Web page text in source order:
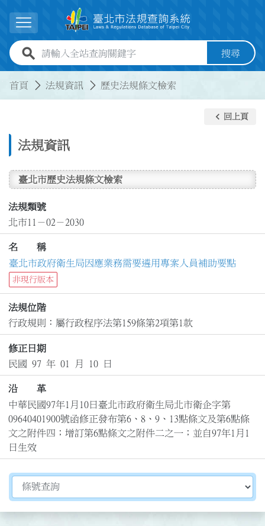
展開選單
全站查詢關鍵字欄位 搜尋
首頁 法規資訊 歷史法規條文檢索
法規資訊
keyboard_arrow_left 回上頁
臺北市歷史法規條文檢索
法規類號
北市11－02－2030
名 稱
臺北市政府衛生局因應業務需要遴用專案人員補助要點
非現行版本
法規位階
行政規則：屬行政程序法第159條第2項第1款
修正日期
民國 97 年 01 月 10 日
沿 革
中華民國97年1月10日臺北市政府衛生局北市衛企字第
09640401900號函修正發布第6、8、9、13點條文及第6點條
文之附件四；增訂第6點條文之附件二之一；並自97年1月1
日生效
切換選擇法規資訊內容